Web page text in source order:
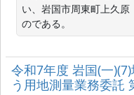
い、岩国市周東町上久
のである。
令和7年度 岩国(一
う用地測量業務委託